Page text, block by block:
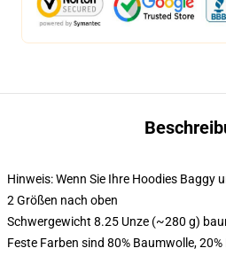
Hinweis: Wenn Sie Ihre Hoodies Baggy
2 Größen nach oben
Schwergewicht 8.25 Unze (~280 g)
Feste Farben sind 80% Baumwolle,